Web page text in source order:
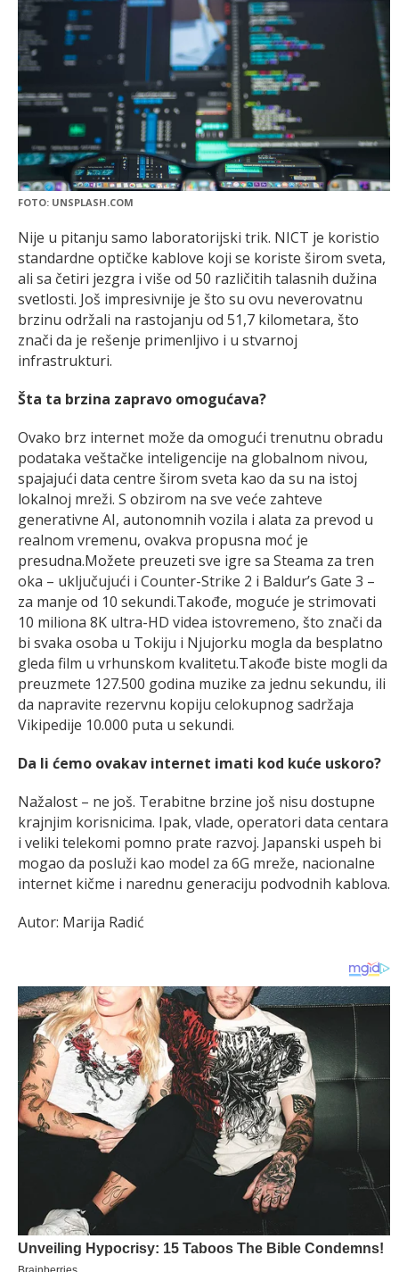
FOTO: UNSPLASH.COM
Nije u pitanju samo laboratorijski trik. NICT je koristio
standardne optičke kablove koji se koriste širom sveta,
ali sa četiri jezgra i više od 50 različitih talasnih dužina
svetlosti. Još impresivnije je što su ovu neverovatnu
brzinu održali na rastojanju od 51,7 kilometara, što
znači da je rešenje primenljivo i u stvarnoj
infrastrukturi.
Šta ta brzina zapravo omogućava?
Ovako brz internet može da omogući trenutnu obradu
podataka veštačke inteligencije na globalnom nivou,
spajajući data centre širom sveta kao da su na istoj
lokalnoj mreži. S obzirom na sve veće zahteve
generativne AI, autonomnih vozila i alata za prevod u
realnom vremenu, ovakva propusna moć je
presudna.Možete preuzeti sve igre sa Steama za tren
oka – uključujući i Counter-Strike 2 i Baldur’s Gate 3 –
za manje od 10 sekundi.Takođe, moguće je strimovati
10 miliona 8K ultra-HD videa istovremeno, što znači da
bi svaka osoba u Tokiju i Njujorku mogla da besplatno
gleda film u vrhunskom kvalitetu.Takođe biste mogli da
preuzmete 127.500 godina muzike za jednu sekundu, ili
da napravite rezervnu kopiju celokupnog sadržaja
Vikipedije 10.000 puta u sekundi.
Da li ćemo ovakav internet imati kod kuće uskoro?
Nažalost – ne još. Terabitne brzine još nisu dostupne
krajnjim korisnicima. Ipak, vlade, operatori data centara
i veliki telekomi pomno prate razvoj. Japanski uspeh bi
mogao da posluži kao model za 6G mreže, nacionalne
internet kičme i narednu generaciju podvodnih kablova.
Autor: Marija Radić